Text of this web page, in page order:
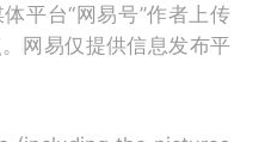
平台“网易号”作者上传
网易仅提供信息发布平